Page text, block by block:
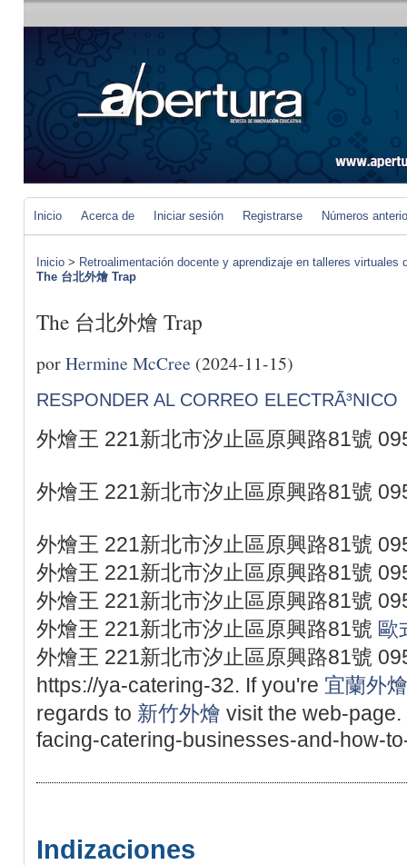
Inicio Acerca de Iniciar sesión Registrarse Números
Inicio > Retroalimentación docente y aprendizaje en talleres virtuales
The 台北外燴 Trap
The 台北外燴 Trap
porHermine McCree (2024-11-15)
RESPONDER AL CORREO ELECTRÃ³NICO
外燴王 221新北市汐止區原興路81號
外燴王 221新北市汐止區原興路81號
外燴王 221新北市汐止區原興路81號
外燴王 221新北市汐止區原興路81號
外燴王 221新北市汐止區原興路81號
外燴王 221新北市汐止區原興路81號 歐
外燴王 221新北市汐止區原興路81號
https://ya-catering-32. If you're 宜蘭外燴
regards to 新竹外燴 visit the web-
facing-catering-businesses-and-how-
Indizaciones